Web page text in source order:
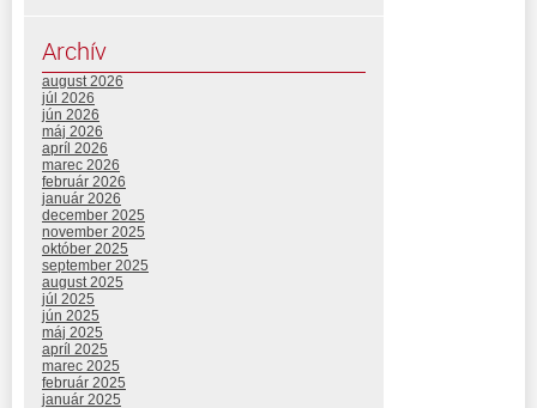
Archív
august 2026
júl 2026
jún 2026
máj 2026
apríl 2026
marec 2026
február 2026
január 2026
december 2025
november 2025
október 2025
september 2025
august 2025
júl 2025
jún 2025
máj 2025
apríl 2025
marec 2025
február 2025
január 2025